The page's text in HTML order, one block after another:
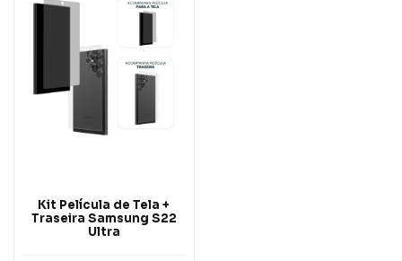
Kit Película de Tela +
Traseira Samsung S22
Ultra